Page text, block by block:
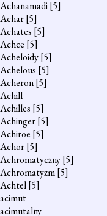
Achanamadi[5]
Achar[5]
Achates [5]
Achce [5]
Acheloidy[5]
Achelous [5]
Acheron[5]
Achill
Achilles [5]
Achinger[5]
Achiroe [5]
Achor[5]
Achromatyczny[5]
Achromatyzm[5]
Achtel[5]
acimut
acimutalny